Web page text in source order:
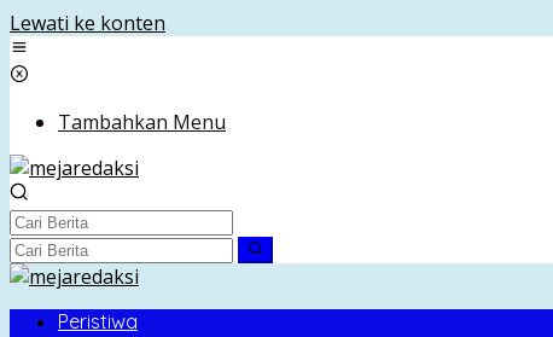
Lewati ke konten
Tambahkan Menu
Peristiwa